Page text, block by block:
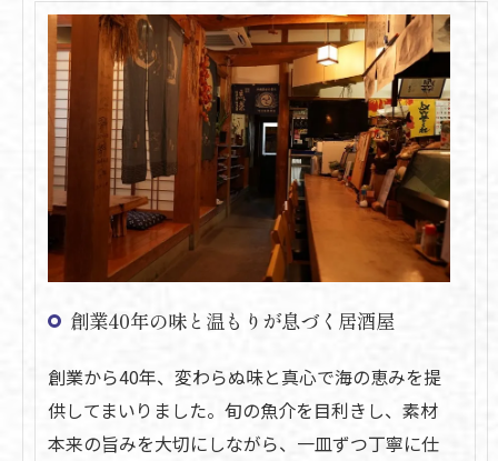
創業40年の味と温もりが息づく居酒屋
創業から40年、変わらぬ味と真心で海の恵みを提
供してまいりました。旬の魚介を目利きし、素材
本来の旨みを大切にしながら、一皿ずつ丁寧に仕